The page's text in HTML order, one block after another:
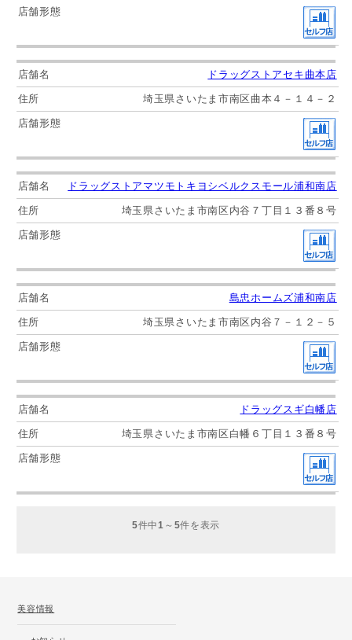
ドラッグストアセキ曲本店
埼玉県さいたま市南区曲本４－１４－２
ドラッグストアマツモトキヨシベルクスモール浦和南店
埼玉県さいたま市南区内谷７丁目１３番８号
島忠ホームズ浦和南店
埼玉県さいたま市南区内谷７－１２－５
ドラッグスギ白幡店
埼玉県さいたま市南区白幡６丁目１３番８号
5件中 1 ～ 5件を表示
美容情報